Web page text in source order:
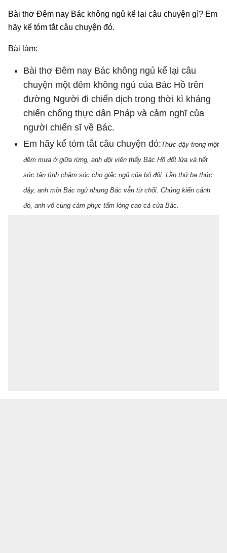
Bài thơ Đêm nay Bác không ngủ kể lại câu chuyện gì? Em
hãy kể tóm tắt câu chuyện đó.
Bài làm:
Bài thơ Đêm nay Bác không ngủ kể lại câu
chuyện một đêm không ngủ của Bác Hồ trên
đường Người đi chiến dịch trong thời kì kháng
chiến chống thực dân Pháp và cảm nghĩ của
người chiến sĩ về Bác.
Em hãy kể tóm tắt câu chuyện đó:Thức dậy trong một
đêm mưa ở giữa rừng, anh đội viên thấy Bác Hồ đốt lửa và hết
sức tận tình chăm sóc cho giấc ngủ của bộ đội. Lần thứ ba thức
dậy, anh mời Bác ngủ nhưng Bác vẫn từ chối. Chứng kiến cảnh
đó, anh vô cùng cảm phục tấm lòng cao cả của Bác.